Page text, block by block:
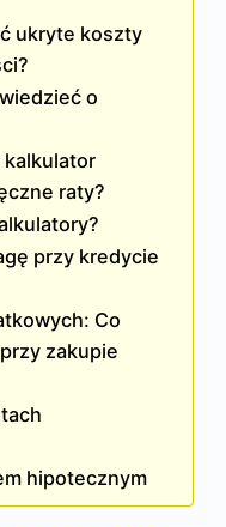
ukryte koszty
o
kalkulator
raty?
przy kredycie
Co
zakupie
hipotecznym